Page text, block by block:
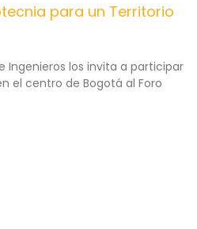
para un Territorio
Ingenieros los invita a participar
el centro de Bogotá al Foro